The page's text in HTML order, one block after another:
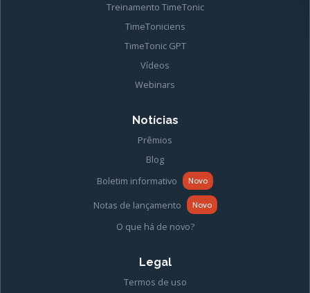
Treinamento TimeTonic
TimeToniciens
TimeTonic GPT
Vídeos
Webinars
Notícias
Prêmios
Blog
Boletim informativo
Novo
Notas de lançamento Novo
O que há de novo?
Legal
Termos de uso